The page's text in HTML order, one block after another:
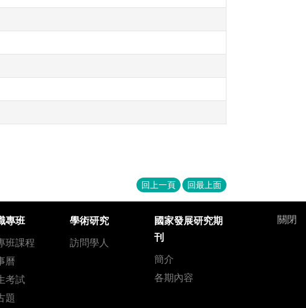
回上一頁 回最上面
關閉
專班
班課程
曆
考試
題
學術研究
訪問學人
國家發展研究期
刊
簡介
各期內容